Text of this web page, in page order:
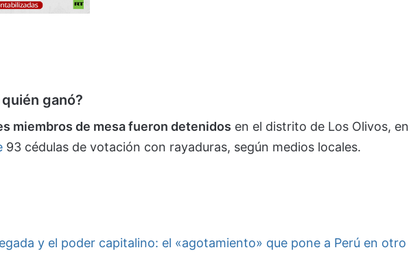
ganó?
miembros de mesa fueron detenidos en el distrito de Los Olivos, en
93 cédulas de votación con rayaduras, según medios locales.
y el poder capitalino: el «agotamiento» que pone a Perú en otro